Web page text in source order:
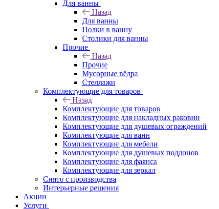
Для ванны
Назад
Для ванны
Полки в ванну
Столики для ванны
Прочие
Назад
Прочие
Мусорные вёдра
Стеллажи
Комплектующие для товаров
Назад
Комплектующие для товаров
Комплектующие для накладных раковин
Комплектующие для душевых ограждений
Комплектующие для ванн
Комплектующие для мебели
Комплектующие для душевых поддонов
Комплектующие для фаянса
Комплектующие для зеркал
Снято с производства
Интерьерные решения
Акции
Услуги